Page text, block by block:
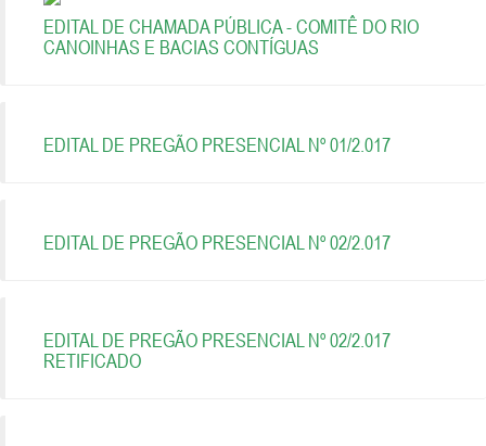
EDITAL DE CHAMADA PÚBLICA - COMITÊ DO RIO
CANOINHAS E BACIAS CONTÍGUAS
EDITAL DE PREGÃO PRESENCIAL Nº 01/2.017
EDITAL DE PREGÃO PRESENCIAL Nº 02/2.017
EDITAL DE PREGÃO PRESENCIAL Nº 02/2.017
RETIFICADO